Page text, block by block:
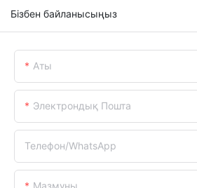
Бізбен байланысыңыз
Аты
Электрондық Пошта
Телефон/whatsApp
Мазмұны